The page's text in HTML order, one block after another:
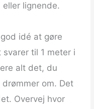
lignende.
idé at gøre
svarer til 1 meter i
alt det, du
om. Det
Overvej hvor